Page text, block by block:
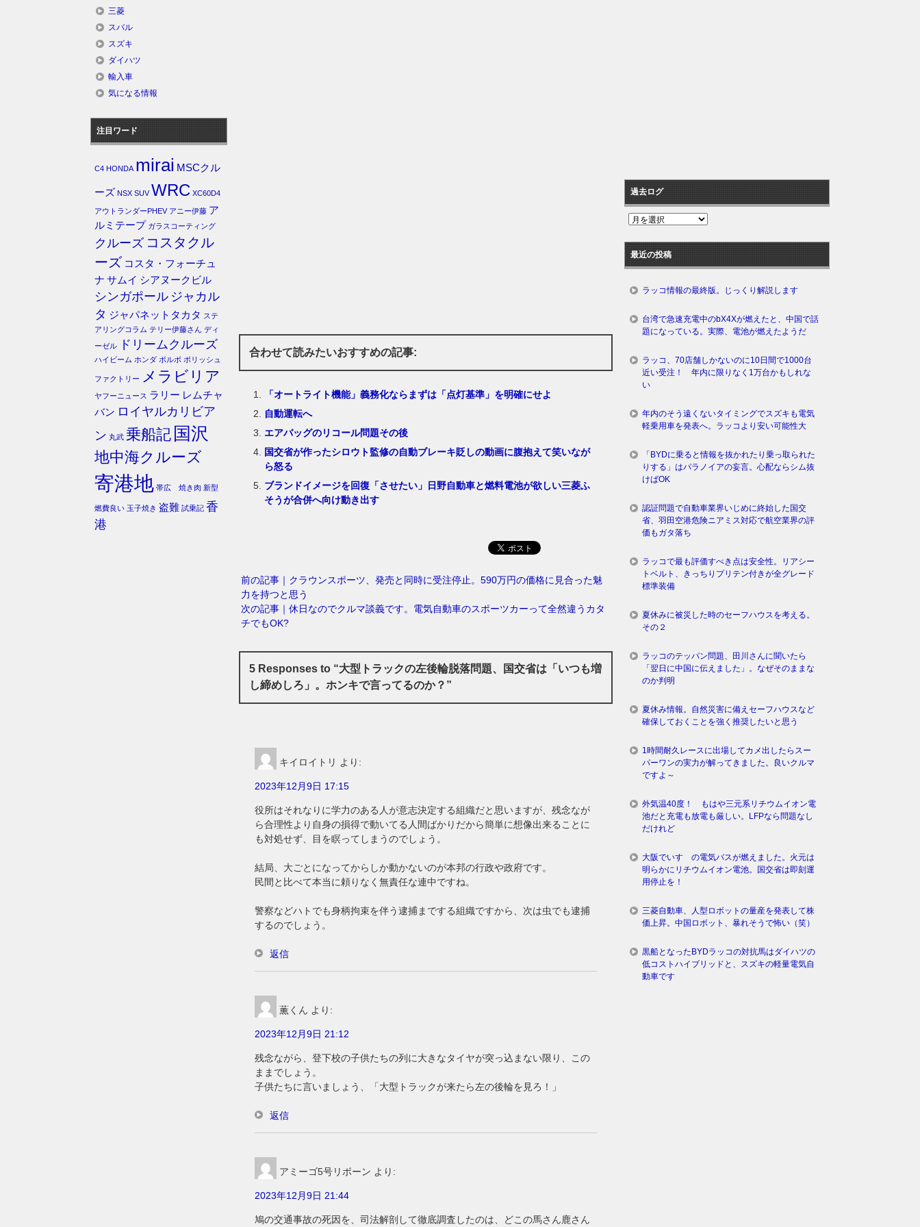
合わせて読みたいおすすめの記事:
「オートライト機能」義務化ならまずは「点灯基準」を明確にせよ
自動運転へ
エアバッグのリコール問題その後
国交省が作ったシロウト監修の自動ブレーキ貶しの動画に腹抱えて笑いなが
ら怒る
ブランドイメージを回復「させたい」日野自動車と燃料電池が欲しい三菱ふ
そうが合併へ向け動き出す
前の記事｜クラウンスポーツ、発売と同時に受注停止。590万円の価格に見合った魅
力を持つと思う
次の記事｜休日なのでクルマ談義です。電気自動車のスポーツカーって全然違うカタ
チでもOK?
5 Responses to “大型トラックの左後輪脱落問題、国交省は「いつも増
し締めしろ」。ホンキで言ってるのか？”
キイロイトリ より:
2023年12月9日 17:15
役所はそれなりに学力のある人が意志決定する組織だと思いますが、残念なが
ら合理性より自身の損得で動いてる人間ばかりだから簡単に想像出来ることに
も対処せず、目を瞑ってしまうのでしょう。
結局、大ごとになってからしか動かないのが本邦の行政や政府です。
民間と比べて本当に頼りなく無責任な連中ですね。
警察などハトでも身柄拘束を伴う逮捕までする組織ですから、次は虫でも逮捕
するのでしょう。
返信
薫くん より:
2023年12月9日 21:12
残念ながら、登下校の子供たちの列に大きなタイヤが突っ込まない限り、この
ままでしょう。
子供たちに言いましょう、「大型トラックが来たら左の後輪を見ろ！」
返信
アミーゴ5号リボーン より:
2023年12月9日 21:44
鳩の交通事故の死因を、司法解剖して徹底調査したのは、どこの馬さん鹿さん
三菱
スバル
スズキ
ダイハツ
輸入車
気になる情報
注目ワード
C4 HONDA mirai MSCクル
ーズ NSX SUV WRC XC60D4
アウトランダーPHEV アニー伊藤 ア
ルミテープ ガラスコーティング
クルーズ コスタクル
ーズ コスタ・フォーチュ
ナ サムイ シアヌークビル
シンガポール ジャカル
タ ジャパネットタカタ ステ
アリングコラム テリー伊藤さん ディ
ーゼル
ドリームクルーズ
ハイビーム ホンダ ボルボ ポリッシュ
ファクトリー メラビリア
ヤフーニュース ラリー レムチャ
バン ロイヤルカリビア
ン 丸武 乗船記 国沢
地中海クルーズ
寄港地 帯広 焼き肉 新型
燃費良い 玉子焼き 盗難 試乗記 香
港
過去ログ
過
ロ
グ
最近の投稿
ラッコ情報の最終版。じっくり解説します
台湾で急速充電中のbX4Xが燃えたと、中国で話
題になっている。実際、電池が燃えたようだ
ラッコ、70店舗しかないのに10日間で1000台
近い受注！ 年内に限りなく1万台かもしれな
い
年内のそう遠くないタイミングでスズキも電気
軽乗用車を発表へ。ラッコより安い可能性大
「BYDに乗ると情報を抜かれたり乗っ取られた
りする」はパラノイアの妄言。心配ならシム抜
けばOK
認証問題で自動車業界いじめに終始した国交
省、羽田空港危険ニアミス対応で航空業界の評
価もガタ落ち
ラッコで最も評価すべき点は安全性。リアシー
トベルト、きっちりプリテン付きが全グレード
標準装備
夏休みに被災した時のセーフハウスを考える。
その２
ラッコのテッパン問題、田川さんに聞いたら
「翌日に中国に伝えました」。なぜそのままな
のか判明
夏休み情報。自然災害に備えセーフハウスなど
確保しておくことを強く推奨したいと思う
1時間耐久レースに出場してカメ出したらスー
パーワンの実力が解ってきました。良いクルマ
ですよ～
外気温40度！ もはや三元系リチウムイオン電
池だと充電も放電も厳しい。LFPなら問題なし
だけれど
大阪でいすゞの電気バスが燃えました。火元は
明らかにリチウムイオン電池。国交省は即刻運
用停止を！
三菱自動車、人型ロボットの量産を発表して株
価上昇。中国ロボット、暴れそうで怖い（笑）
黒船となったBYDラッコの対抗馬はダイハツの
低コストハイブリッドと、スズキの軽量電気自
動車です